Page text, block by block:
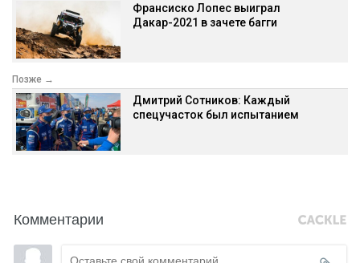
Франсиско Лопес выиграл
Дакар-2021 в зачете багги
Позже →
Дмитрий Сотников: Каждый
спецучасток был испытанием
Комментарии